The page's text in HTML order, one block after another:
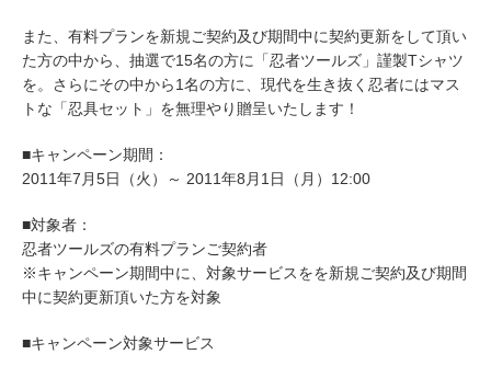
また、有料プランを新規ご契約及び期間中に契約更新をして頂い
た方の中から、抽選で15名の方に「忍者ツールズ」謹製Tシャツ
を。さらにその中から1名の方に、現代を生き抜く忍者にはマス
トな「忍具セット」を無理やり贈呈いたします！
■キャンペーン期間：
2011年7月5日（火）～ 2011年8月1日（月）12:00
■対象者：
忍者ツールズの有料プランご契約者
※キャンペーン期間中に、対象サービスをを新規ご契約及び期間
中に契約更新頂いた方を対象
■キャンペーン対象サービス